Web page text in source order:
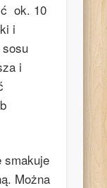
ok. 10
i
i
smakuje
Można